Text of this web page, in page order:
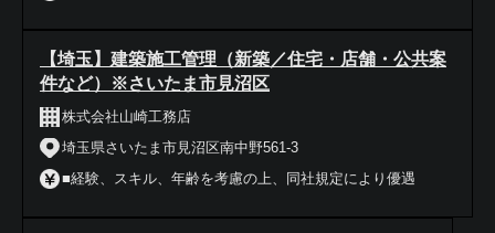
【埼玉】建築施工管理（新築／住宅・店舗・公共案
件など）※さいたま市見沼区
株式会社山崎工務店
埼玉県さいたま市見沼区南中野561-3
■経験、スキル、年齢を考慮の上、同社規定により優遇